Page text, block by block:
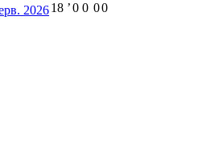
202618 ʼ0 0 00